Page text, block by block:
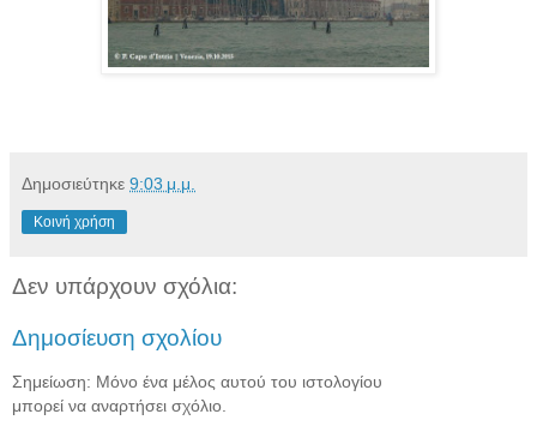
Δημοσιεύτηκε 9:03 μ.μ.
Κοινή χρήση
Δεν υπάρχουν σχόλια:
Δημοσίευση σχολίου
Σημείωση: Μόνο ένα μέλος αυτού του ιστολογίου
μπορεί να αναρτήσει σχόλιο.